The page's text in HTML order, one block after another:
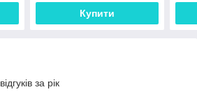
Купити
за рік